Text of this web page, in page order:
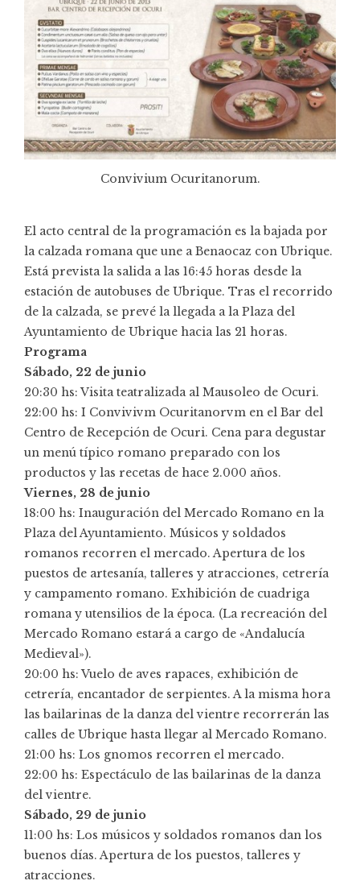
Convivium Ocuritanorum.
El acto central de la programación es la bajada por
la calzada romana que une a Benaocaz con Ubrique.
Está prevista la salida a las 16:45 horas desde la
estación de autobuses de Ubrique. Tras el recorrido
de la calzada, se prevé la llegada a la Plaza del
Ayuntamiento de Ubrique hacia las 21 horas.
Programa
Sábado, 22 de junio
20:30 hs: Visita teatralizada al Mausoleo de Ocuri.
22:00 hs: I Convivivm Ocuritanorvm en el Bar del
Centro de Recepción de Ocuri. Cena para degustar
un menú típico romano preparado con los
productos y las recetas de hace 2.000 años.
Viernes, 28 de junio
18:00 hs: Inauguración del Mercado Romano en la
Plaza del Ayuntamiento. Músicos y soldados
romanos recorren el mercado. Apertura de los
puestos de artesanía, talleres y atracciones, cetrería
y campamento romano. Exhibición de cuadriga
romana y utensilios de la época. (La recreación del
Mercado Romano estará a cargo de «Andalucía
Medieval»).
20:00 hs: Vuelo de aves rapaces, exhibición de
cetrería, encantador de serpientes. A la misma hora
las bailarinas de la danza del vientre recorrerán las
calles de Ubrique hasta llegar al Mercado Romano.
21:00 hs: Los gnomos recorren el mercado.
22:00 hs: Espectáculo de las bailarinas de la danza
del vientre.
Sábado, 29 de junio
11:00 hs: Los músicos y soldados romanos dan los
buenos días. Apertura de los puestos, talleres y
atracciones.